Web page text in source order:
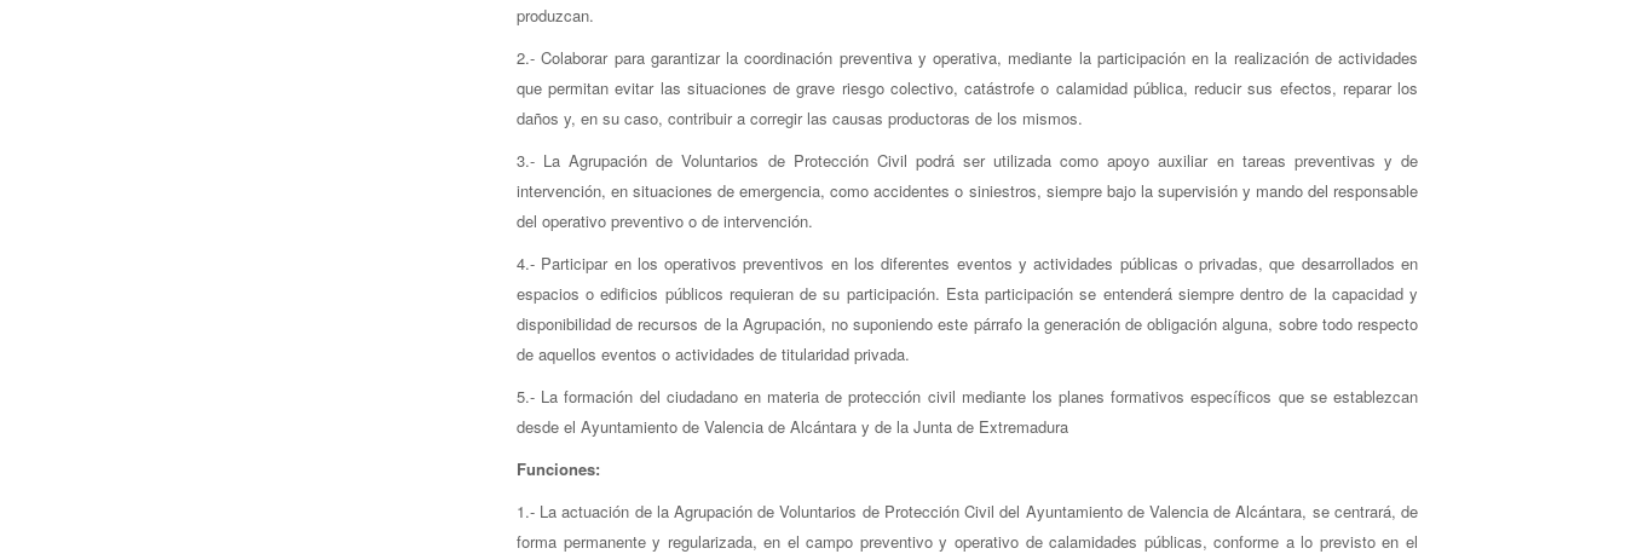
produzcan.
2.- Colaborar para garantizar la coordinación preventiva y operativa, mediante la participación en la realización de actividades
que permitan evitar las situaciones de grave riesgo colectivo, catástrofe o calamidad pública, reducir sus efectos, reparar los
daños y, en su caso, contribuir a corregir las causas productoras de los mismos.
3.- La Agrupación de Voluntarios de Protección Civil podrá ser utilizada como apoyo auxiliar en tareas preventivas y de
intervención, en situaciones de emergencia, como accidentes o siniestros, siempre bajo la supervisión y mando del responsable
del operativo preventivo o de intervención.
4.- Participar en los operativos preventivos en los diferentes eventos y actividades públicas o privadas, que desarrollados en
espacios o edificios públicos requieran de su participación. Esta participación se entenderá siempre dentro de la capacidad y
disponibilidad de recursos de la Agrupación, no suponiendo este párrafo la generación de obligación alguna, sobre todo respecto
de aquellos eventos o actividades de titularidad privada.
5.- La formación del ciudadano en materia de protección civil mediante los planes formativos específicos que se establezcan
desde el Ayuntamiento de Valencia de Alcántara y de la Junta de Extremadura
Funciones:
1.- La actuación de la Agrupación de Voluntarios de Protección Civil del Ayuntamiento de Valencia de Alcántara, se centrará, de
forma permanente y regularizada, en el campo preventivo y operativo de calamidades públicas, conforme a lo previsto en el